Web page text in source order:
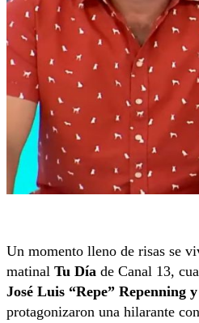
Un momento lleno de risas se
matinal Tu Día de Canal 13,
José Luis “Repe” Repenning
protagonizaron una hilarante